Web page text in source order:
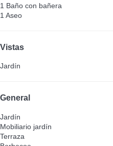
1 Baño con bañera
1 Aseo
Vistas
Jardín
General
Jardín
Mobiliario jardín
Terraza